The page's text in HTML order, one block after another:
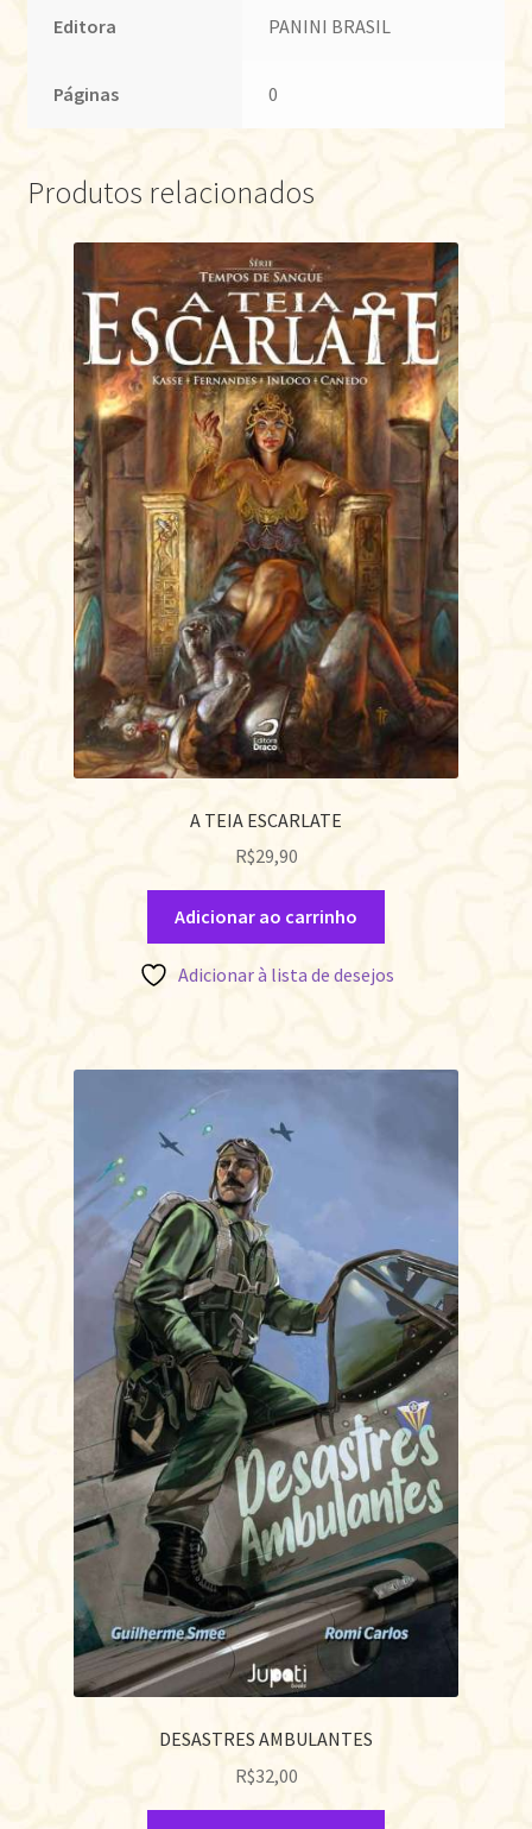
Editora PANINI BRASIL
Páginas 0
Produtos relacionados
A TEIA ESCARLATE
R$29,90
Adicionar ao carrinho
Adicionar à lista de desejos
DESASTRES AMBULANTES
R$32,00